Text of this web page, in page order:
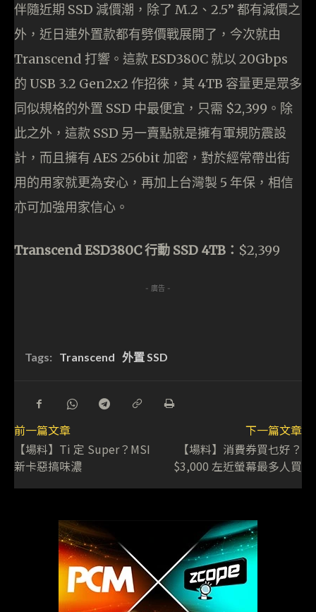
伴隨近期 SSD 減價潮，除了 M.2、2.5” 都有減價之
外，近日連外置款都有劈價戰展開了，今次就由
Transcend 打響。這款 ESD380C 就以 20Gbps
的 USB 3.2 Gen2x2 作招徠，其 4TB 容量更是眾多
同似規格的外置 SSD 中最便宜，只需 $2,399。除
此之外，這款 SSD 另一賣點就是擁有軍規防震設
計，而且擁有 AES 256bit 加密，對於經常帶出街
用的用家就更為安心，再加上台灣製 5 年保，相信
亦可加強用家信心。
Transcend ESD380C 行動 SSD 4TB： $2,399
- 廣告 -
Tags: Transcend 外置 SSD
前一篇文章
【場料】Ti 定 Super？MSI
新卡惡搞味濃
下一篇文章
【場料】消費券買乜好？
$3,000 左近螢幕最多人買